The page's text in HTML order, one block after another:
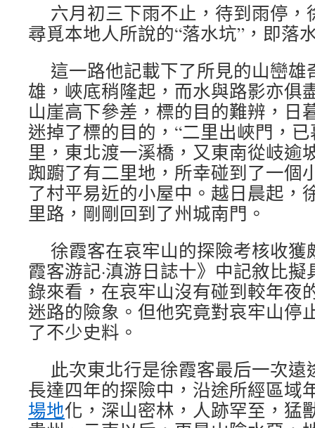
六月初三下雨不止，待到雨停
尋覓本地人所說的“落水坑”，即落
這一路他記載下了所見的山巒雄
雄，峽底稍隆起，而水與路影亦俱
山崖高下參差，標的目的難辨，日
迷掉了標的目的，“二里出峽門，
里，東北渡一溪橋，又東南從岐逾
踟躕了有二里地，所幸碰到了一個
了村平易近的小屋中。越日晨起，
里路，剛剛回到了州城南門。
徐霞客在哀牢山的探險考核收獲
霞客游記·滇游日誌十》中記敘比
錄來看，在哀牢山沒有碰到較年夜
迷路的險象。但他究竟對哀牢山停
了不少史料。
此次東北行是徐霞客最后一次
長達四年的探險中，沿途所經區域
場地化，深山密林，人跡罕至，猛